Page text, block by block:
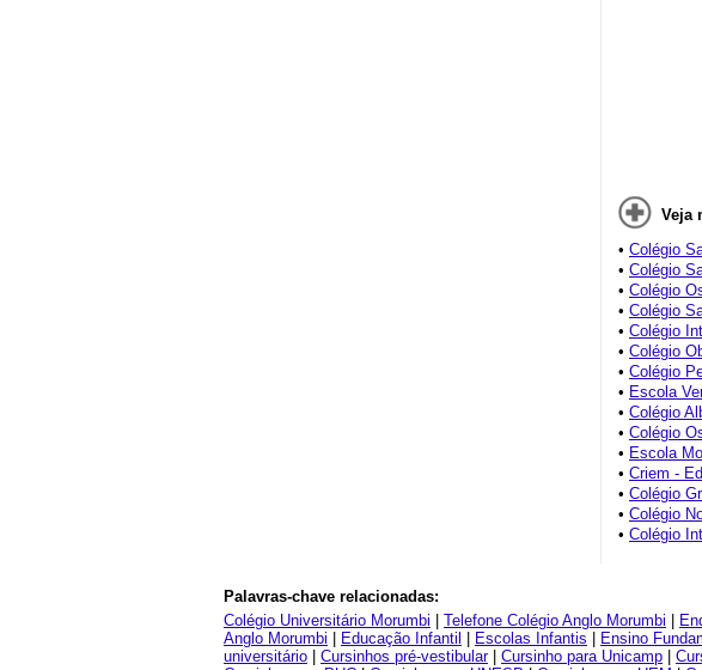
Veja
• Colégio
• Colégio
• Colégio
• Colégio
• Colégio
• Colégio
• Colégio
• Escola
• Colégio
• Colégio
• Escola
• Criem -
• Colégio
• Colégio
• Colégio
Palavras-chave relacionadas:
Colégio Universitário Morumbi
Telefone Colégio Anglo Morumbi
Anglo Morumbi
Educação Infantil Escolas Infantis Ensino
universitário
Cursinhos pré-vestibular| Cursinho para Unicamp